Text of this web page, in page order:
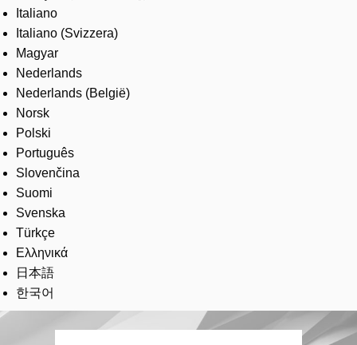
Italiano
Italiano (Svizzera)
Magyar
Nederlands
Nederlands (België)
Norsk
Polski
Português
Slovenčina
Suomi
Svenska
Türkçe
Ελληνικά
日本語
한국어